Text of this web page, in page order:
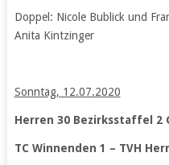
Doppel: Nicole Bublick und
Anita Kintzinger
Sonntag, 12.07.2020
Herren 30 Bezirksstaffel 2
TC Winnenden 1 – TVH